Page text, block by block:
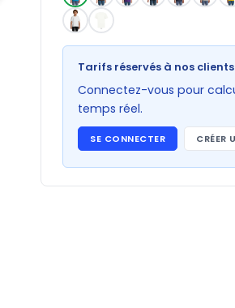
✓
Tarifs réservés à nos clients
Connectez-vous pour
temps réel.
SE CONNECTER CRÉER